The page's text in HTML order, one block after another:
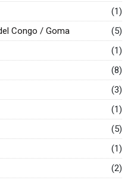
(1)
Congo / Goma
(5)
(1)
(8)
(3)
(1)
(5)
(1)
(2)